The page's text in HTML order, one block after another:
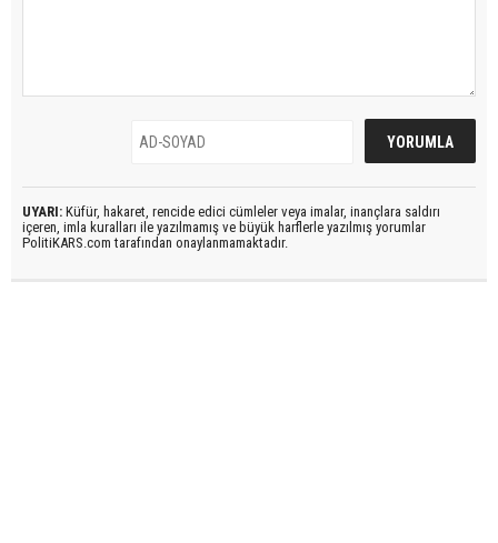
UYARI: Küfür, hakaret, rencide edici cümleler veya imalar, inançlara saldırı
içeren, imla kuralları ile yazılmamış ve büyük harflerle yazılmış yorumlar
PolitiKARS.com tarafından onaylanmamaktadır.